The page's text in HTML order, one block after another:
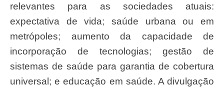
relevantes para as sociedades atuais:
expectativa de vida; saúde urbana ou em
metrópoles; aumento da capacidade de
incorporação de tecnologias; gestão de
sistemas de saúde para garantia de cobertura
universal; e educação em saúde. A divulgação